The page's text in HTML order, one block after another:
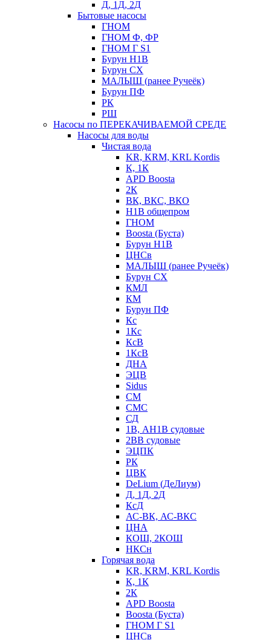
Д, 1Д, 2Д
Бытовые насосы
ГНОМ
ГНОМ Ф, ФР
ГНОМ Г S1
Бурун Н1В
Бурун СХ
МАЛЫШ (ранее Ручеёк)
Бурун ПФ
РК
РШ
Насосы по ПЕРЕКАЧИВАЕМОЙ СРЕДЕ
Насосы для воды
Чистая вода
KR, KRM, KRL Kordis
К, 1К
APD Boosta
2К
ВК, ВКС, ВКО
Н1В общепром
ГНОМ
Boosta (Буста)
Бурун Н1В
ЦНСв
МАЛЫШ (ранее Ручеёк)
Бурун СХ
КМЛ
КМ
Бурун ПФ
Кс
1Кс
КсВ
1КсВ
ДНА
ЭЦВ
Sidus
СМ
СМС
СД
1В, АН1В судовые
2ВВ судовые
ЭЦПК
РК
ЦВК
DeLium (ДеЛиум)
Д, 1Д, 2Д
КсД
АС-ВК, АС-ВКС
ЦНА
КОШ, 2КОШ
НКСн
Горячая вода
KR, KRM, KRL Kordis
К, 1К
2К
APD Boosta
Boosta (Буста)
ГНОМ Г S1
ЦНСв